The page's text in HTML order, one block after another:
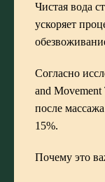
Чистая вода
ускоряет
Согласно
and Movement
после
15%.
Почему это